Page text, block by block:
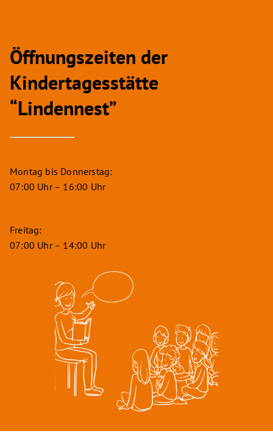
Öffnungszeiten der
Kindertagesstätte
“Lindennest”
Montag bis Donnerstag:
07:00 Uhr – 16:00 Uhr
Freitag:
07:00 Uhr – 14:00 Uhr